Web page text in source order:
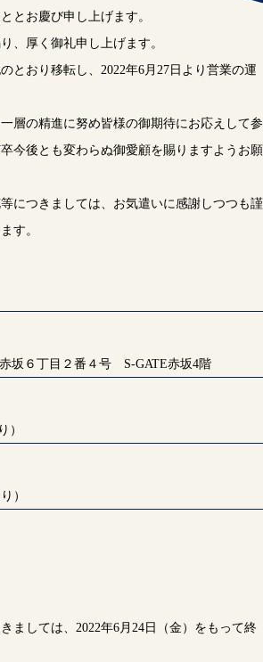
とお慶び申し上げます。
、厚く御礼申し上げます。
とおり移転し、2022年6月27日より営業の運
層の精進に努め皆様の御期待にお応えして参
今後とも変わらぬ御愛顧を賜りますようお願
につきましては、お気遣いに感謝しつつも謹
す。
坂６丁目２番４号 S-GATE赤坂4階
）
）
ましては、2022年6月24日（金）をもって終